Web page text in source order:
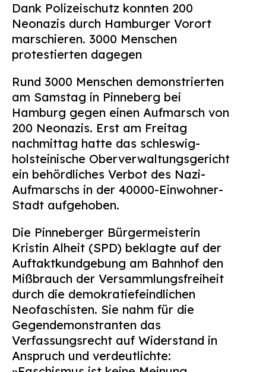
Über Uns
Infos & Broschüren
Archiv
Suchen
nach:
Dank Polizeischutz konnten 200
Neonazis durch Hamburger Vorort
marschieren. 3000 Menschen
protestierten dagegen
Rund 3000 Menschen demonstrierten
am Samstag in Pinneberg bei
Hamburg gegen einen Aufmarsch von
200 Neonazis. Erst am Freitag
nachmittag hatte das schleswig-
holsteinische Oberverwaltungsgericht
ein behördliches Verbot des Nazi-
Aufmarschs in der 40000-Einwohner-
Stadt aufgehoben.
Die Pinneberger Bürgermeisterin
Kristin Alheit (SPD) beklagte auf der
Auftaktkundgebung am Bahnhof den
Mißbrauch der Versammlungsfreiheit
durch die demokratiefeindlichen
Neofaschisten. Sie nahm für die
Gegendemonstranten das
Verfassungsrecht auf Widerstand in
Anspruch und verdeutlichte: